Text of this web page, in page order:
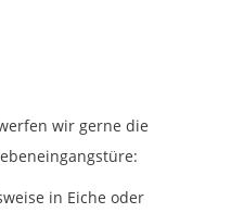
wir gerne die
in Eiche oder